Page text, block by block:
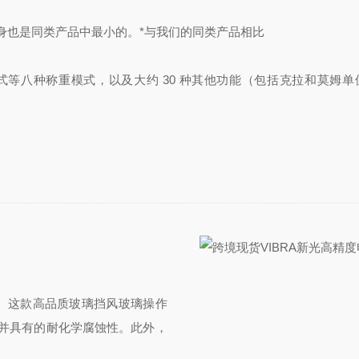
是同类产品中最小的。*与我们的同类产品相比
八种称重模式，以及大约 30 种其他功能（包括克拉和莫姆单
这款高品质玻璃挡风玻璃操作
具有的耐化学腐蚀性。此外，